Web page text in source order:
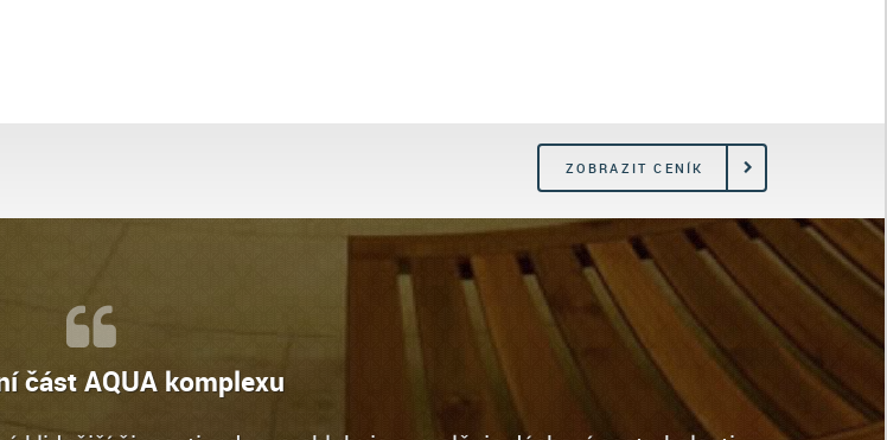
ZOBRAZIT CENÍK
část AQUA komplexu